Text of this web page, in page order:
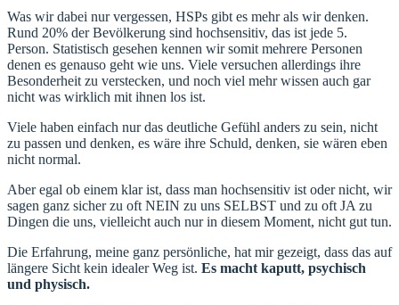
Was wir dabei nur vergessen, HSPs gibt es mehr als wir denken.
Rund 20% der Bevölkerung sind hochsensitiv, das ist jede 5.
Person. Statistisch gesehen kennen wir somit mehrere Personen
denen es genauso geht wie uns. Viele versuchen allerdings ihre
Besonderheit zu verstecken, und noch viel mehr wissen auch gar
nicht was wirklich mit ihnen los ist.
Viele haben einfach nur das deutliche Gefühl anders zu sein, nicht
zu passen und denken, es wäre ihre Schuld, denken, sie wären eben
nicht normal.
Aber egal ob einem klar ist, dass man hochsensitiv ist oder nicht, wir
sagen ganz sicher zu oft NEIN zu uns SELBST und zu oft JA zu
Dingen die uns, vielleicht auch nur in diesem Moment, nicht gut tun.
Die Erfahrung, meine ganz persönliche, hat mir gezeigt, dass das auf
längere Sicht kein idealer Weg ist. Es macht kaputt, psychisch
und physisch.